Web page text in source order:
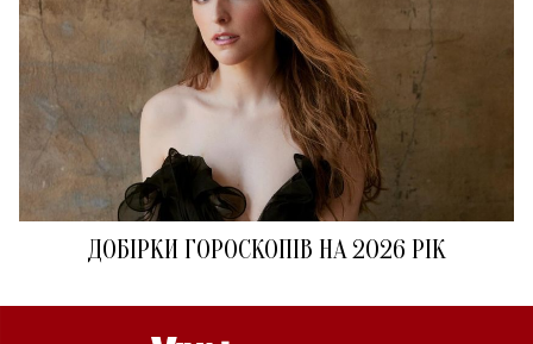
ДОБІРКИ ГОРОСКОПІВ НА 2026 РІК